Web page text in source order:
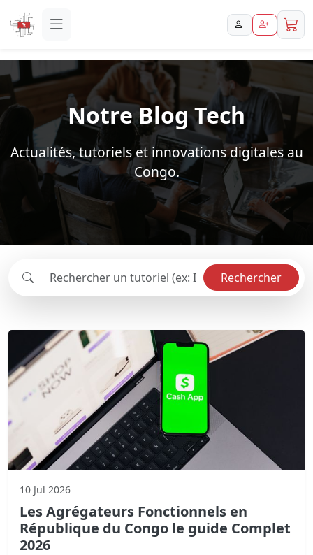
Notre Blog Tech
Actualités, tutoriels et innovations digitales au
Congo.
Rechercher
10 Jul 2026
Les Agrégateurs Fonctionnels en
République du Congo le guide Complet
2026